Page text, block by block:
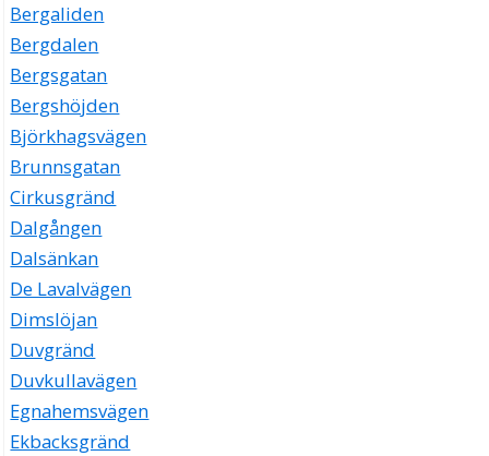
Bergaliden
Bergdalen
Bergsgatan
Bergshöjden
Björkhagsvägen
Brunnsgatan
Cirkusgränd
Dalgången
Dalsänkan
De Lavalvägen
Dimslöjan
Duvgränd
Duvkullavägen
Egnahemsvägen
Ekbacksgränd